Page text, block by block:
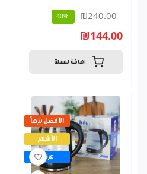
₪240.00
-40%
₪144.00
اضافة للسلة
الأفضل بيعاً
الأشهر
عرض